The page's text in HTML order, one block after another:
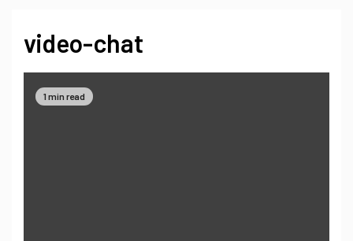
video-chat
1 min read